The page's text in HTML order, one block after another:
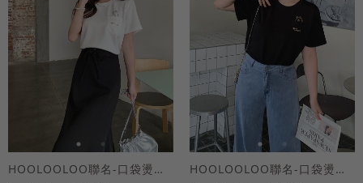
HOOLOOLOO聯名-口袋燙金KUKU熊短袖上衣 HOOLOOLOO聯名-口袋燙金KUKU熊短袖上衣